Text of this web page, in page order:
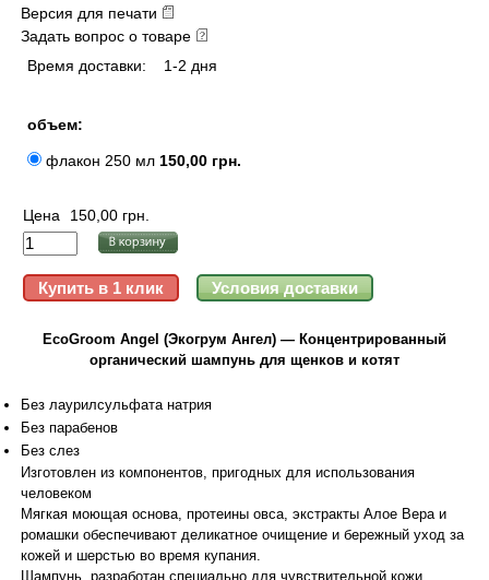
Версия для печати
Задать вопрос о товаре
Время доставки:
1-2 дня
объем:
флакон 250 мл 150,00 грн.
Цена 150,00 грн.
EcoGroom Angel (Экогрум Ангел) — Концентрированный
органический шампунь для щенков и котят
Без лаурилсульфата натрия
Без парабенов
Без слез
Изготовлен из компонентов, пригодных для использования
человеком
Мягкая моющая основа, протеины овса, экстракты Алое Вера и
ромашки обеспечивают деликатное очищение и бережный уход за
кожей и шерстью во время купания.
Шампунь разработан специально для чувствительной кожи